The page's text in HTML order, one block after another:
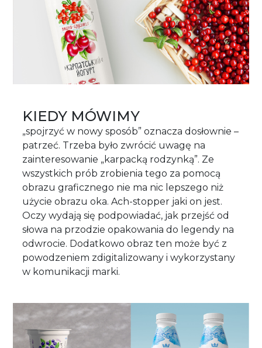
KIEDY MÓWIMY
„spojrzyć w nowy sposób” oznacza dosłownie –
patrzeć. Trzeba było zwrócić uwagę na
zainteresowanie „karpacką rodzynką”. Ze
wszystkich prób zrobienia tego za pomocą
obrazu graficznego nie ma nic lepszego niż
użycie obrazu oka. Ach-stopper jaki on jest.
Oczy wydają się podpowiadać, jak przejść od
słowa na przodzie opakowania do legendy na
odwrocie. Dodatkowo obraz ten może być z
powodzeniem zdigitalizowany i wykorzystany
w komunikacji marki.